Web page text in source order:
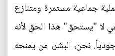
جماعية مستمرة ومتنازع
لا "يستحق" هذا الحق لأنه
نحن، البشر، من يمنحه